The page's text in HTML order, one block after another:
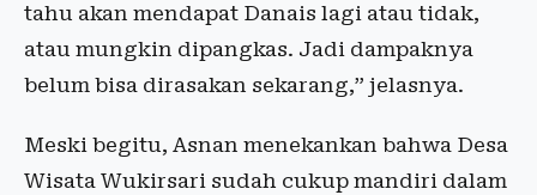
tahu akan mendapat Danais lagi atau tidak,
atau mungkin dipangkas. Jadi dampaknya
belum bisa dirasakan sekarang,” jelasnya.
Meski begitu, Asnan menekankan bahwa Desa
Wisata Wukirsari sudah cukup mandiri dalam